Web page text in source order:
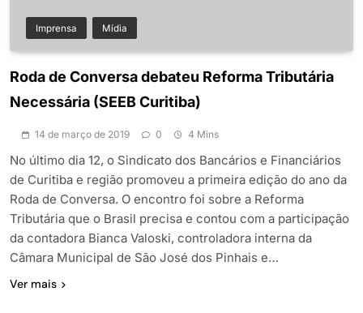
Imprensa Mídia
Roda de Conversa debateu Reforma Tributária
Necessária (SEEB Curitiba)
14 de março de 2019 0 4 Mins
No último dia 12, o Sindicato dos Bancários e Financiários
de Curitiba e região promoveu a primeira edição do ano da
Roda de Conversa. O encontro foi sobre a Reforma
Tributária que o Brasil precisa e contou com a participação
da contadora Bianca Valoski, controladora interna da
Câmara Municipal de São José dos Pinhais e…
Ver mais